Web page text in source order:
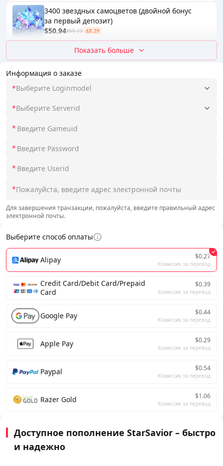
Информация о заказе
*Выберите Loginmodel
*Выберите Serverid
*
*
*
*
Для завершения транзакции, пожалуйста, введите правильный адрес
электронной почты.
Выберите способ оплаты
Alipay $0.27
Комиссия за перевод
Credit Card/Debit Card/Prepaid
Card
$0.39
Комиссия за перевод
Google Pay $0.44
Комиссия за перевод
Apple Pay $0.29
Комиссия за перевод
Paypal $0.54
Комиссия за перевод
Razer Gold $1.06
Комиссия за перевод
3400 звездных самоцветов (двойной бонус
за первый депозит)
$50.94$59.23 -$8.29
Показать больше
Доступное пополнение StarSavior – быстро
и надежно